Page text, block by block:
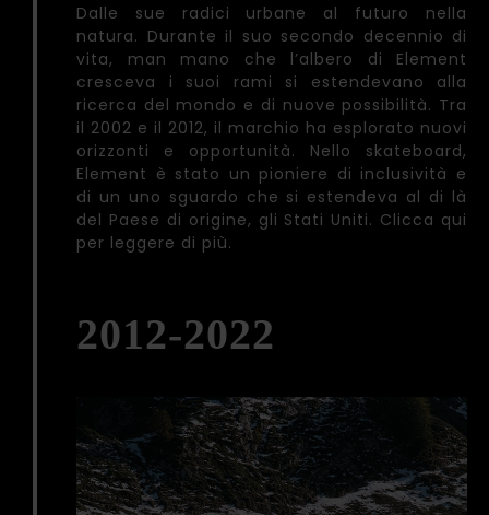
Dalle sue radici urbane al futuro nella
natura. Durante il suo secondo decennio di
vita, man mano che l’albero di Element
cresceva i suoi rami si estendevano alla
ricerca del mondo e di nuove possibilità. Tra
il 2002 e il 2012, il marchio ha esplorato nuovi
orizzonti e opportunità. Nello skateboard,
Element è stato un pioniere di inclusività e
di un uno sguardo che si estendeva al di là
del Paese di origine, gli Stati Uniti. Clicca qui
per leggere di più.
2012-2022